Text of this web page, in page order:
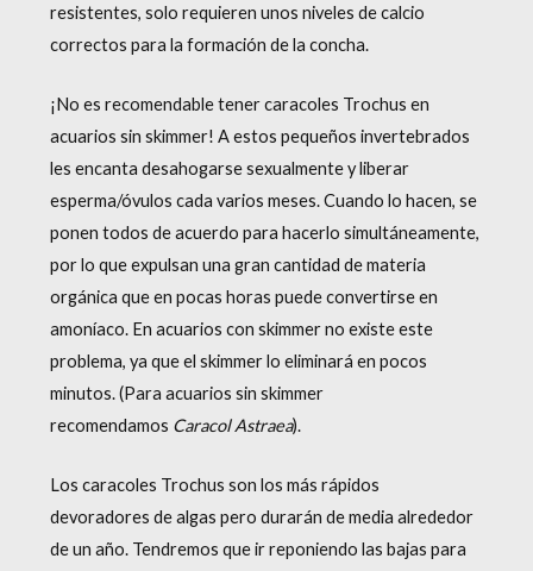
resistentes, solo requieren unos niveles de calcio
correctos para la formación de la concha.
¡No es recomendable tener caracoles Trochus en
acuarios sin skimmer! A estos pequeños invertebrados
les encanta desahogarse sexualmente y liberar
esperma/óvulos cada varios meses. Cuando lo hacen, se
ponen todos de acuerdo para hacerlo simultáneamente,
por lo que expulsan una gran cantidad de materia
orgánica que en pocas horas puede convertirse en
amoníaco. En acuarios con skimmer no existe este
problema, ya que el skimmer lo eliminará en pocos
minutos. (Para acuarios sin skimmer
recomendamos Caracol Astraea).
Los caracoles Trochus son los más rápidos
devoradores de algas pero durarán de media alrededor
de un año. Tendremos que ir reponiendo las bajas para